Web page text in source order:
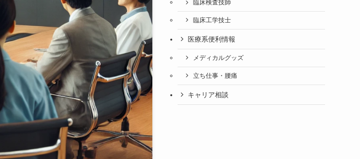
臨床検査技師
臨床工学技士
医療系便利情報
メディカルグッズ
立ち仕事・腰痛
キャリア相談